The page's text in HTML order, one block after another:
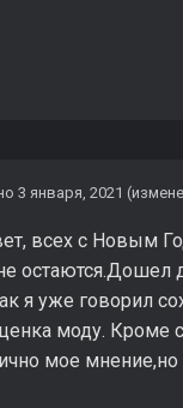
3 января, 2021
всех с Новым
остаются.Дошел
я уже говорил
моду. Кроме
мое мнение,но